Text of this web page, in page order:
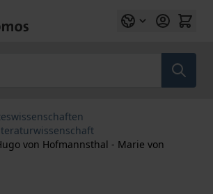
von Hofmannsthal - Marie von